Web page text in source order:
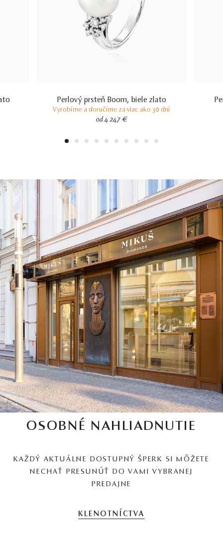
Perlový prsteň Boom, biele zlato
Vyrobíme a doručíme za viac ako 30 dní
od 4 247 €
1 2 3 4 5 6 7 8 9 10
OSOBNÉ NAHLIADNUTIE
KAŽDÝ AKTUÁLNE DOSTUPNÝ ŠPERK SI MÔŽETE
NECHAŤ PRESUNÚŤ DO VAMI VYBRANEJ
PREDAJNE
KLENOTNÍCTVA